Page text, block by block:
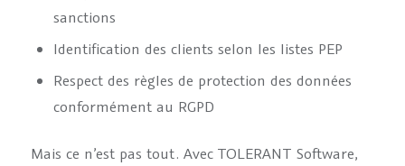
sanctions
Identification des clients selon les listes PEP
Respect des règles de protection des données
conformément au RGPD
Mais ce n’est pas tout. Avec TOLERANT Software,